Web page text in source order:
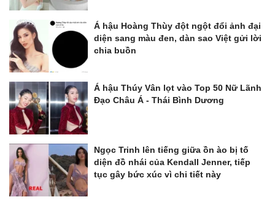
Á hậu Hoàng Thùy đột ngột đổi ảnh đại
diện sang màu đen, dàn sao Việt gửi lời
chia buồn
Á hậu Thúy Vân lọt vào Top 50 Nữ Lãnh
Đạo Châu Á - Thái Bình Dương
Ngọc Trinh lên tiếng giữa ồn ào bị tố
diện đồ nhái của Kendall Jenner, tiếp
tục gây bức xúc vì chi tiết này